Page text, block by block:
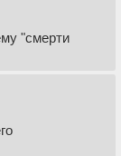
"смерти